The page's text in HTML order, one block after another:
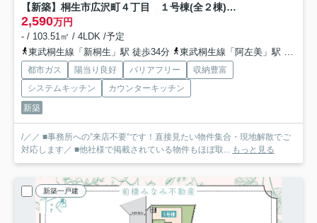
【新築】桐生市広沢町４丁目 １号棟(全２棟) いろどりアイタウン 新築建売分譲
2,590万円
- / 103.51㎡ / 4LDK /予定
東武桐生線「新桐生」駅 徒歩34分
東武桐生線「阿左美」駅 徒歩46分
都市ガス 陽当り良好 バリアフリー
収納豊富
システムキッチン
カウンターキッチン
新築
/／／ ■事務所への”来店不要”です！直接見たい物件集合・現地解散でご
対応します／ ■他社様で掲載されている物件もほぼ取...
もっと見る
新築一戸建